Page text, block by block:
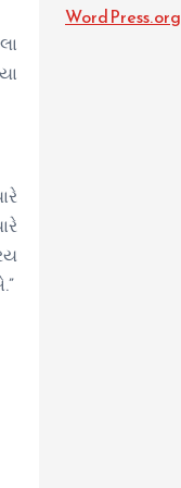
WordPress.org